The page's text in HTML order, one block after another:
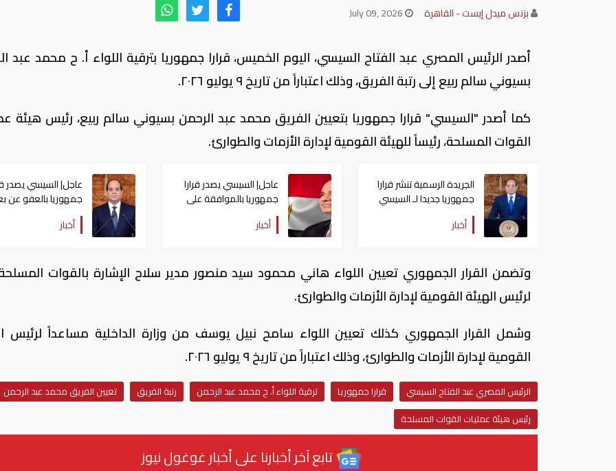
بزنس ميدل إيست - القاهرة
أصدر الرئيس المصري عبد الفتاح السيسي، اليوم الخميس، قرارا جمهوريا بترقية اللواء أ. ح محمد عبد
بسيوني سالم ربيع إلى رتبة الفريق، وذلك اعتباراً من تاريخ ٩ يوليو ٢٠٢٦.
كما أصدر "السيسي" قرارا جمهوريا بتعيين الفريق محمد عبد الرحمن بسيوني سالم ربيع، رئيس هيئة
القوات المسلحة، رئيساً للهيئة القومية لإدارة الأزمات والطوارئ.
الجريدة الرسمية تنشر قرارا
جمهوريا جديدا لـ السيسي
أخبار
عاجل| السيسي يصدر قرارا
جمهوريا بالموافقة على
اتفاقية مع مكتب أبوظبي
للصادرات
أخبار
عاجل| السيسي يصدر
جمهوريا بالعفو
المحكوم عليهم
أخبار
وتضمن القرار الجمهوري تعيين اللواء هاني محمود سيد منصور مدير سلاح الإشارة بالقوات المسلحة
لرئيس الهيئة القومية لإدارة الأزمات والطوارئ.
وشمل القرار الجمهوري كذلك تعيين اللواء سامح نبيل يوسف من وزارة الداخلية مساعداً لرئيس
القومية لإدارة الأزمات والطوارئ، وذلك اعتباراً من تاريخ ٩ يوليو ٢٠٢٦.
الرئيس المصري عبد الفتاح السيسي قرارا جمهوريا ترقية اللواء أ. ح محمد عبد الرحمن رتبة الفريق
تعيين الفريق محمد عبد الرحمن
رئيس هيئة عمليات القوات المسلحة
تابع آخر أخبارنا على أخبار غوغول نيوز